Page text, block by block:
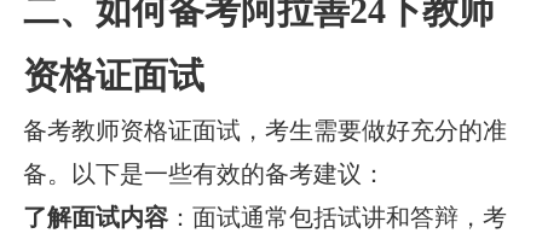
二、如何备考阿拉善24下教师
资格证面试
备考教师资格证面试，考生需要做好充分的准
备。以下是一些有效的备考建议：
了解面试内容 ：面试通常包括试讲和答辩，考